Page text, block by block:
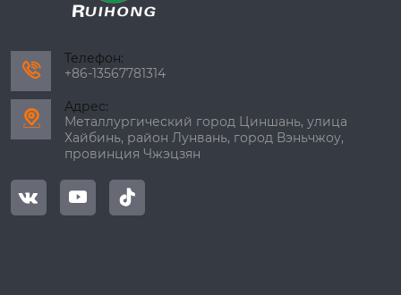

Телефон:
+86-13567781314

Адрес:
Металлургический город Циншань, улица
Хайбинь, район Лунвань, город Вэньчжоу,
провинция Чжэцзян
  